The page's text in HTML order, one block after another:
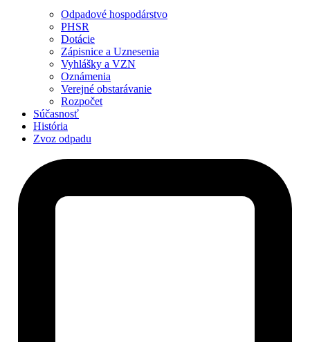
Odpadové hospodárstvo
PHSR
Dotácie
Zápisnice a Uznesenia
Vyhlášky a VZN
Oznámenia
Verejné obstarávanie
Rozpočet
Súčasnosť
História
Zvoz odpadu